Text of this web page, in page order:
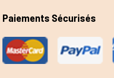
Paiements Sécurisés